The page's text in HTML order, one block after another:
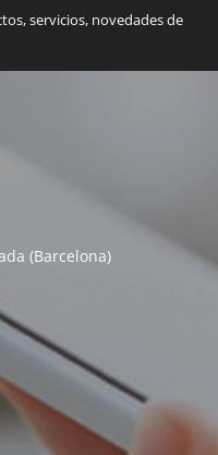
servicios, novedades de
(Barcelona)